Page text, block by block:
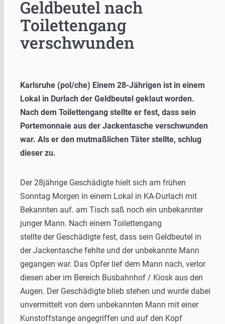
Geldbeutel nach
Toilettengang
verschwunden
Karlsruhe (pol/che) Einem 28-Jährigen ist in einem
Lokal in Durlach der Geldbeutel geklaut worden.
Nach dem Toilettengang stellte er fest, dass sein
Portemonnaie aus der Jackentasche verschwunden
war. Als er den mutmaßlichen Täter stellte, schlug
dieser zu.
Der 28jährige Geschädigte hielt sich am frühen
Sonntag Morgen in einem Lokal in KA-Durlach mit
Bekannten auf. am Tisch saß noch ein unbekannter
junger Mann. Nach einem Toilettengang
stellte der Geschädigte fest, dass sein Geldbeutel in
der Jackentasche fehlte und der unbekannte Mann
gegangen war. Das Opfer lief dem Mann nach, verlor
diesen aber im Bereich Busbahnhof / Kiosk aus den
Augen. Der Geschädigte blieb stehen und wurde dabei
unvermittelt von dem unbekannten Mann mit einer
Kunstoffstange angegriffen und auf den Kopf